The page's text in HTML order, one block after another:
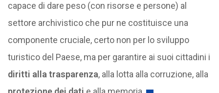
capace di dare peso (con risorse e persone) al
settore archivistico che pur ne costituisce una
componente cruciale, certo non per lo sviluppo
turistico del Paese, ma per garantire ai suoi cittadini i
diritti alla trasparenza, alla lotta alla corruzione, alla